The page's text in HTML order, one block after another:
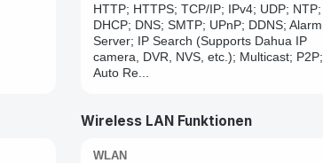
HTTP; HTTPS; TCP/IP; IPv4; UDP; NTP;
DHCP; DNS; SMTP; UPnP; DDNS; Alarm
Server; IP Search (Supports Dahua IP
camera, DVR, NVS, etc.); Multicast; P2P;
Auto Re...
Wireless LAN Funktionen
WLAN